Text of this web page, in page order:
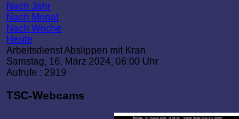
Nach Jahr
Nach Monat
Nach Woche
Heute
Arbeitsdienst Abslippen mit Kran
Samstag, 16. März 2024, 06:00 Uhr
Aufrufe : 2919
TSC-Webcams